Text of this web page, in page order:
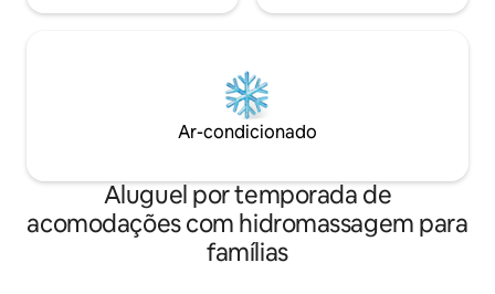
Ar-condicionado
Aluguel por temporada de
acomodações com hidromassagem para
famílias